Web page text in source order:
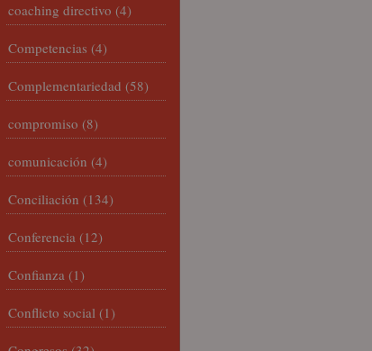
coaching directivo (4)
Competencias (4)
Complementariedad (58)
compromiso (8)
comunicación (4)
Conciliación (134)
Conferencia (12)
Confianza (1)
Conflicto social (1)